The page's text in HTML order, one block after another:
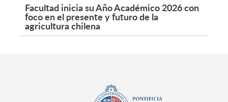
Facultad inicia su Año Académico 2026 con
foco en el presente y futuro de la
agricultura chilena